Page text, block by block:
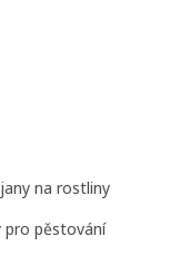
na rostliny
pro pěstování